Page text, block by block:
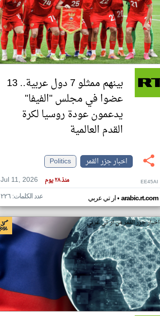
بينهم ممثلو 7 دول عربية.. 13
عضوا في مجلس "الفيفا"
يدعمون عودة روسيا لكرة
القدم العالمية
اخبار جزر القمر
Politics
Jul 11, 2026
منذ ٢٨ يوم EE45AI
ار تي عربي• arabic.rt.com عدد الكلمات: ٢٢٦
اخبار جزر القمر من ار تي عربي